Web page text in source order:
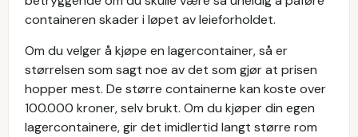
containeren skader i løpet av leieforholdet.
Om du velger å kjøpe en lagercontainer, så er
størrelsen som sagt noe av det som gjør at prisen
hopper mest. De større containerne kan koste over
100.000 kroner, selv brukt. Om du kjøper din egen
lagercontainere, gir det imidlertid langt større rom